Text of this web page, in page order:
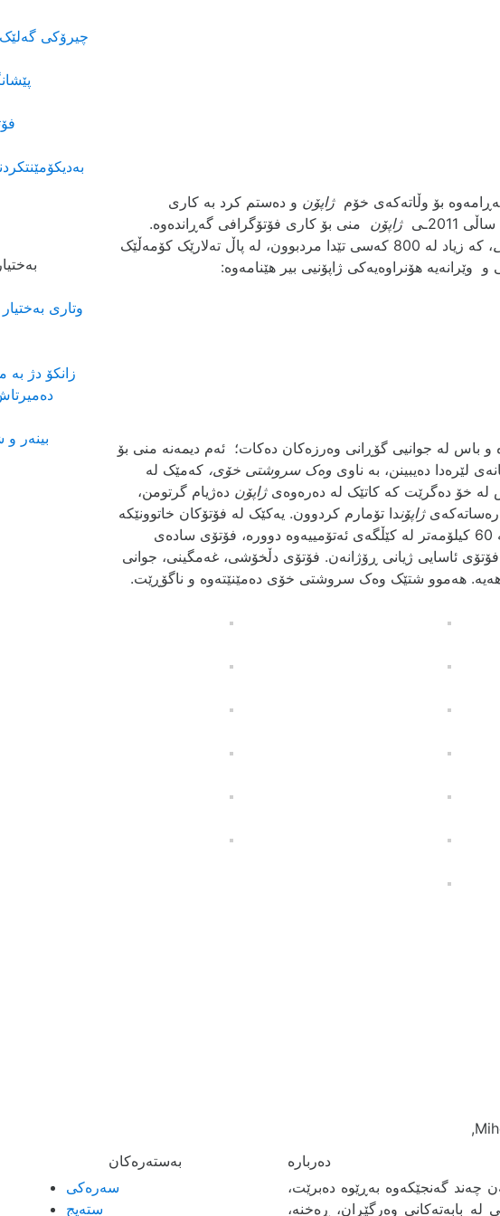
چیرۆکی
وتاری
زانکۆ دژ بە
بینەر و
بۆ وڵاتەکەی خۆمژاپۆن و دەستم کرد بە کاری
ژاپۆن منی بۆ کاری فۆتۆگرافی گەڕاندەوە.
، کە زیاد لە 800 کەسی تێدا مردبوون، لە پاڵ تەلارێک کۆمەڵێک
وێرانەیە ھۆنراوەیەکی ژاپۆنیی بیر ھێنامەوە:
و باس لە جوانیی گۆڕانی وەرزەکان دەکات؛ ئەم دیمەنە منی بۆ
لێرەدا دەیبینن، بە ناوی وەک سروشتی خۆی، کەمێک لە
لە خۆ دەگرێت کە کاتێک لە دەرەوەیژاپۆن دەژیام گرتومن،
ژاپۆندا تۆمارم کردوون. یەکێک لە فۆتۆکان خاتوونێکە
پیاسەدەکات کە 60 کیلۆمەتر لە کێڵگەی ئەتۆمییەوە دوورە، فۆتۆی سادەی
ئاسایی ژیانی ڕۆژانەن. فۆتۆی دڵخۆشی، غەمگینی، جوانی
ھەیە. ھەموو شتێک وەک سروشتی خۆی دەمێنێتەوە و ناگۆڕێت.
به‌سته‌ره‌كان
سەرەکی
ستەیج
چەند گەنجێكه‌وه‌ بەڕێوە دەبرێت،
بابەتەکانی وەرگێڕان، ڕەخنە،